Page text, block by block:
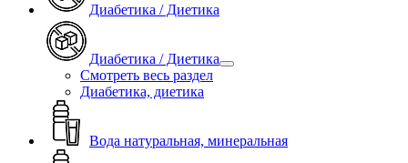
Диабетика / Диетика
Диабетика / Диетика
Смотреть весь раздел
Диабетика, диетика
Вода натуральная, минеральная